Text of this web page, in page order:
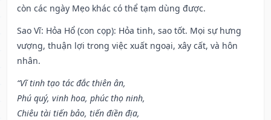
còn các ngày Mẹo khác có thể tạm dùng được.
Sao Vĩ: Hỏa Hổ (con cọp): Hỏa tinh, sao tốt. Mọi sự hưng
vượng, thuận lợi trong việc xuất ngoại, xây cất, và hôn
nhân.
“Vĩ tinh tạo tác đắc thiên ân,
Phú quý, vinh hoa, phúc thọ ninh,
Chiêu tài tiến bảo, tiến điền địa,